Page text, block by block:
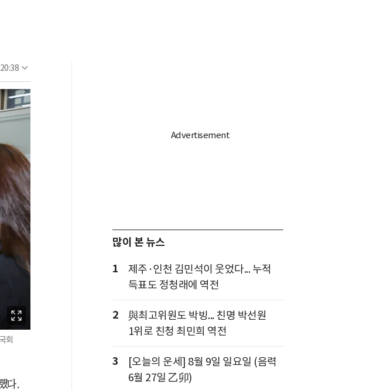
회
다.
많이 본 뉴스
1
제주·인천 김민석이 웃었다... 누적
득표도 정청래에 역전
2
與최고위원도 박빙... 친명 박선원
1위로 친청 최민희 역전
3
[오늘의 운세] 8월 9일 일요일 (음력
6월 27일 乙卯)